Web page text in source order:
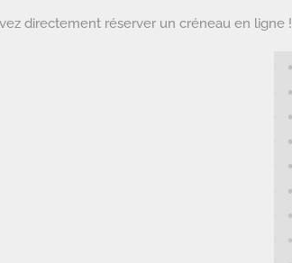
directement réserver un créneau en ligne !